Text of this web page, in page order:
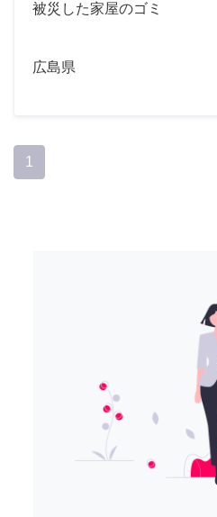
被災した家屋のゴミ
広島県
1